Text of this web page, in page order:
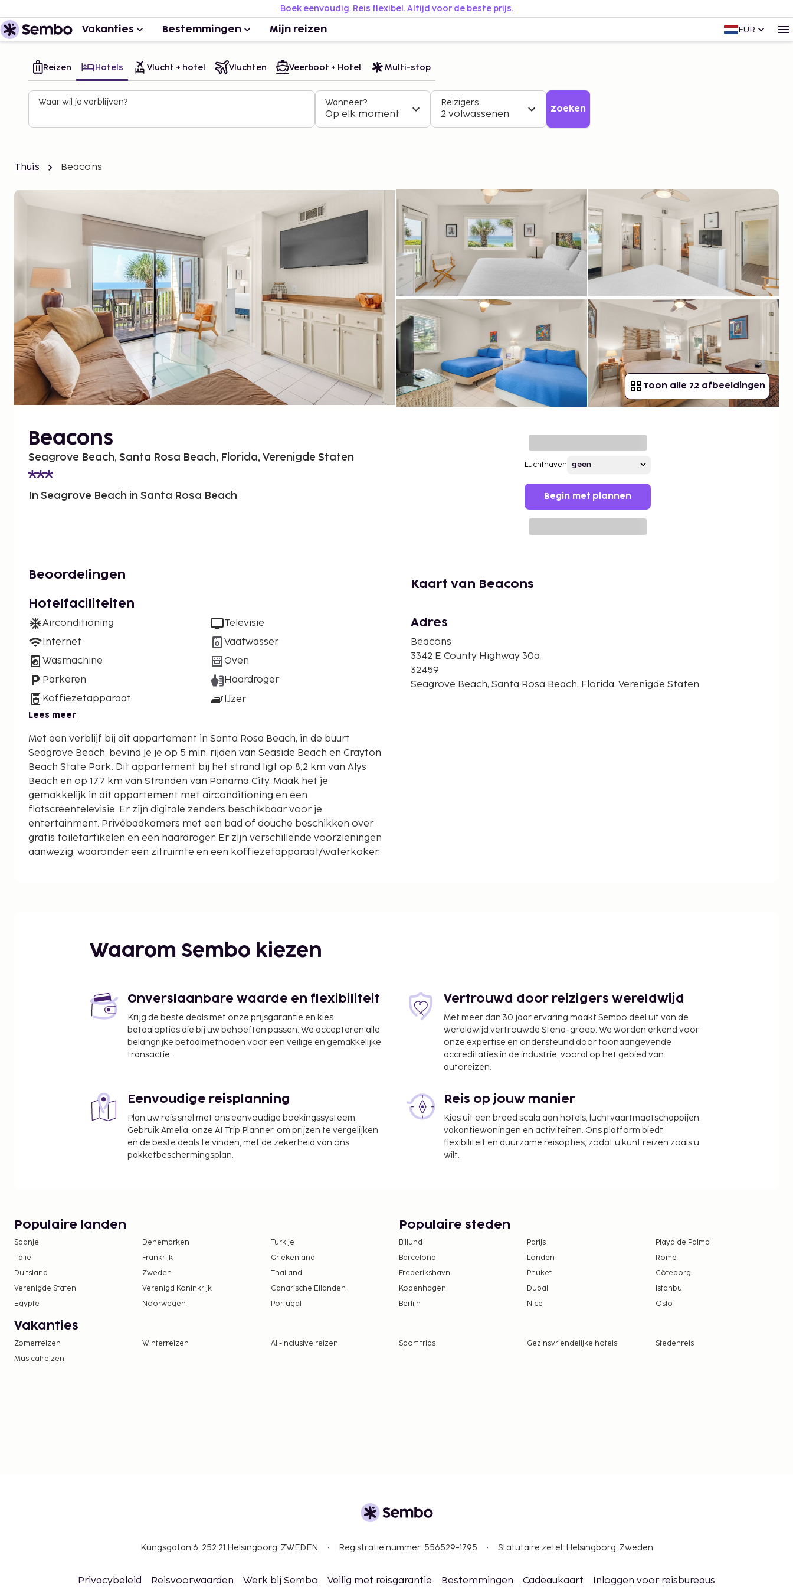
Boek eenvoudig. Reis flexibel. Altijd voor de beste prijs.
Vakanties Bestemmingen Mijn reizen EUR
Reizen Hotels Vlucht + hotel Vluchten Veerboot + Hotel Multi-stop
Waar wil je verblijven? Wanneer?
Op elk moment
Reizigers
2 volwassenen Zoeken
Thuis Beacons
Toon alle 72 afbeeldingen
Beacons
Seagrove Beach, Santa Rosa Beach, Florida, Verenigde Staten
In Seagrove Beach in Santa Rosa Beach
Luchthaven
Begin met plannen
Beoordelingen
Hotelfaciliteiten
Airconditioning
Internet
Wasmachine
Parkeren
Koffiezetapparaat
Televisie
Vaatwasser
Oven
Haardroger
IJzer
Lees meer
Met een verblijf bij dit appartement in Santa Rosa Beach, in de buurt
Seagrove Beach, bevind je je op 5 min. rijden van Seaside Beach en Grayton
Beach State Park. Dit appartement bij het strand ligt op 8,2 km van Alys
Beach en op 17,7 km van Stranden van Panama City. Maak het je
gemakkelijk in dit appartement met airconditioning en een
flatscreentelevisie. Er zijn digitale zenders beschikbaar voor je
entertainment. Privébadkamers met een bad of douche beschikken over
gratis toiletartikelen en een haardroger. Er zijn verschillende voorzieningen
aanwezig, waaronder een zitruimte en een koffiezetapparaat/waterkoker.
Central Square (winkelcentrum) - 1,8 km
Seaside Amphitheater - 1,8 km
The Chapel at Seaside - 2 km
Eastern Lake - 2,5 km
Grayton Beach State Park - 2,7 km
Deer Lake State Park - 3,6 km
South Walton Beaches - 5,7 km
De dichtstbijgelegen grootste luchthavens zijn:
Panama City, FL (ECP-Northwest Florida Beaches Intl.) - 44,3 km
Fort Walton Beach, FL (VPS-Northwest Florida Regional) - 62,8 km
Ter plaatse heb je een beperkt aantal parkeerplaatsen.
of voogd slapen en de aanwezige bedden gebruiken.
Contacloos inchecken en contactloos uitchecken zijn mogelijk.
Kaart van Beacons
Adres
Beacons
3342 E County Highway 30a
32459
Seagrove Beach, Santa Rosa Beach, Florida, Verenigde Staten
Waarom Sembo kiezen
Onverslaanbare waarde en flexibiliteit
Krijg de beste deals met onze prijsgarantie en kies
betaalopties die bij uw behoeften passen. We accepteren alle
belangrijke betaalmethoden voor een veilige en gemakkelijke
transactie.
Vertrouwd door reizigers wereldwijd
Met meer dan 30 jaar ervaring maakt Sembo deel uit van de
wereldwijd vertrouwde Stena-groep. We worden erkend voor
onze expertise en ondersteund door toonaangevende
accreditaties in de industrie, vooral op het gebied van
autoreizen.
Eenvoudige reisplanning
Plan uw reis snel met ons eenvoudige boekingssysteem.
Gebruik Amelia, onze AI Trip Planner, om prijzen te vergelijken
en de beste deals te vinden, met de zekerheid van ons
pakketbeschermingsplan.
Reis op jouw manier
Kies uit een breed scala aan hotels, luchtvaartmaatschappijen,
vakantiewoningen en activiteiten. Ons platform biedt
flexibiliteit en duurzame reisopties, zodat u kunt reizen zoals u
wilt.
Populaire landen
Spanje Denemarken
Turkije
Italië
Frankrijk
Griekenland
Duitsland
Zweden
Thailand
Verenigde Staten
Verenigd Koninkrijk
Canarische Eilanden
Egypte
Noorwegen Portugal
Populaire steden
Billund Parijs
Playa de Palma
Barcelona
Londen
Rome
Frederikshavn
Phuket
Göteborg
Kopenhagen
Dubai
Istanbul
Berlijn
Nice Oslo
Vakanties
Zomerreizen Winterreizen All-Inclusive reizen Sport trips Gezinsvriendelijke hotels
Stedenreis
Musicalreizen
Kungsgatan 6, 252 21 Helsingborg, ZWEDEN Registratie nummer: 556529-1795 Statutaire zetel: Helsingborg, Zweden
Privacybeleid Reisvoorwaarden Werk bij Sembo Veilig met reisgarantie Bestemmingen Cadeaukaart Inloggen voor reisbureaus